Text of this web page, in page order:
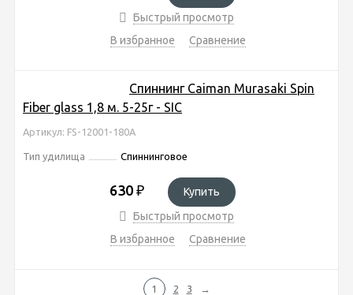
Быстрый просмотр
В избранное
Сравнение
Спиннинг Caiman Murasaki Spin
Fiber glass 1,8 м. 5-25г - SIC
Артикул: FS-12001-180A
Тип удилища Спиннинговое
630 ₽
Купить
Быстрый просмотр
В избранное
Сравнение
1 2 3 →